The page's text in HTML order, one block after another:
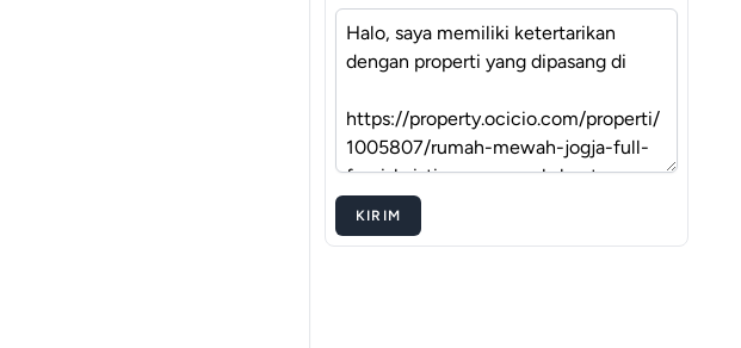
KIRIM